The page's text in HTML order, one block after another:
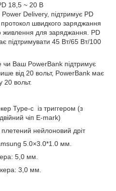
18,5 ~ 20 В
Delivery, підтримує PD
швидкого заряджання
живлення для заряджання. PD
підтримувати 45 Вт/65 Вт/100
чи Ваш PowerBank підтримує
від 20 вольт, PowerBank має
20 вольт.
Type-c із триггером (з
чіп E-mark)
нейлоновий дріт
5.0×3.0*1.0 мм.
5,0 мм.
3,0 мм.